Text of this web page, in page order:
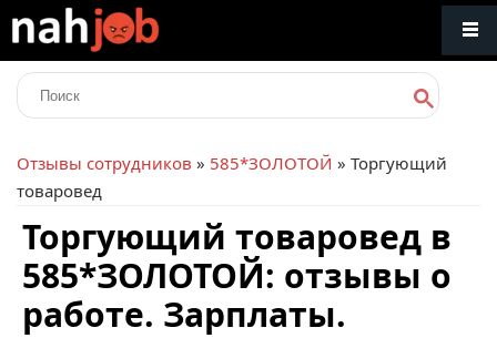
Отзывы сотрудников » 585*ЗОЛОТОЙ » Торгующий
товаровед
Торгующий товаровед в
585*ЗОЛОТОЙ: отзывы о
работе. Зарплаты.